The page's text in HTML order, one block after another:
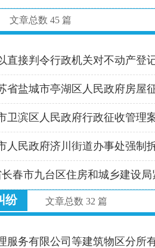
文章总数 45 篇
直接判令行政机关对不动产登
省盐城市亭湖区人民政府房屋
卫滨区人民政府行政征收管理
人民政府济川街道办事处强制
春市九台区住房和城乡建设局
纷 文章总数 32 篇
服务有限公司等建筑物区分所